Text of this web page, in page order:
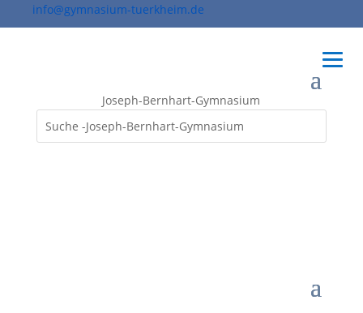
info@gymnasium-tuerkheim.de
Joseph-Bernhart-Gymnasium